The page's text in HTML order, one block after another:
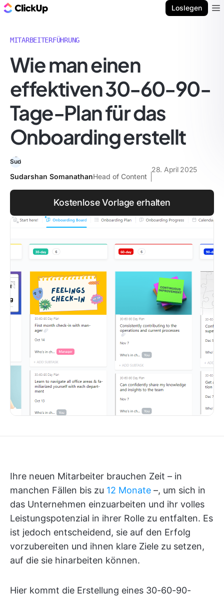
Loslegen
MITARBEITERFÜHRUNG
Wie man einen
effektiven 30-60-90-
Tage-Plan für das
Onboarding erstellt
Sudarshan SomanathanHead of Content
28. April 2025
Kostenlose Vorlage erhalten
Ihre neuen Mitarbeiter brauchen Zeit – in
manchen Fällen bis zu 12 Monate –, um sich in
das Unternehmen einzuarbeiten und ihr volles
Leistungspotenzial in ihrer Rolle zu entfalten. Es
ist jedoch entscheidend, sie auf den Erfolg
vorzubereiten und ihnen klare Ziele zu setzen,
auf die sie hinarbeiten können.
Hier kommt die Erstellung eines 30-60-90-